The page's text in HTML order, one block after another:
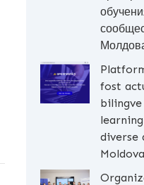
fost
diverse
Moldova